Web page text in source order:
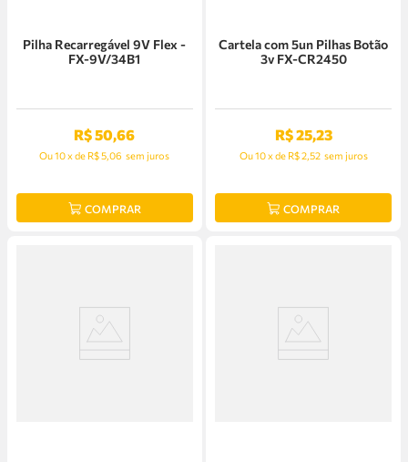
Pilha Recarregável 9V Flex -
FX-9V/34B1
R$50,66
Ou10xde R$ 5,06 sem juros
COMPRAR
Cartela com 5un Pilhas Botão
3v FX-CR2450
R$25,23
Ou10xde R$ 2,52 sem juros
COMPRAR